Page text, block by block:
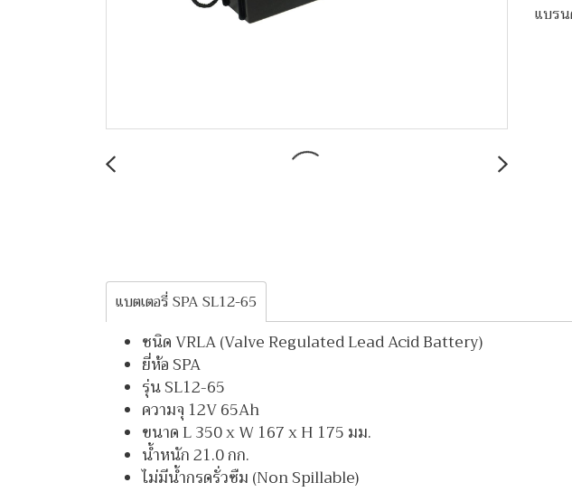
แบร
แบตเตอรี่ SPA SL12-65
ชนิด VRLA (Valve Regulated Lead Acid Battery)
ยี่ห้อ SPA
รุ่น SL12-65
ความจุ 12V 65Ah
ขนาด L 350 x W 167 x H 175 มม.
น้ำหนัก 21.0 กก.
ไม่มีน้ำกรดรั่วซืม (Non Spillable)